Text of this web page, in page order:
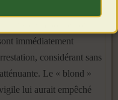
immédiatement
considérant sans
Le « blond »
lui aurait empêché